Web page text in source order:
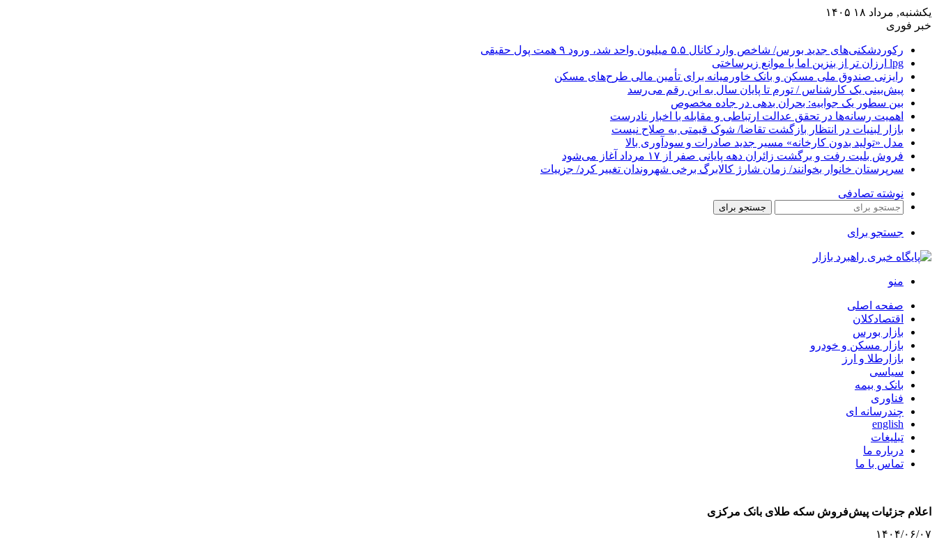
یکشنبه, مرداد ۱۸ ۱۴۰۵
خبر فوری
رکوردشکنی‌های جدید بورس/ شاخص وارد کانال ۵.۵ میلیون واحد شد، ورود ۹ همت پول حقیقی
lpg ارزان تر از بنزین اما با موانع زیرساختی
رایزنی صندوق ملی مسکن و بانک خاورمیانه برای تأمین مالی طرح‌های مسکن
پیش‌بینی یک کارشناس / تورم تا پایان سال به این رقم می‌رسد
بین سطور یک جوابیه: بحران بدهی در جاده مخصوص
اهمیت رسانه‌ها در تحقق عدالت ارتباطی و مقابله با اخبار نادرست
بازار لبنیات در انتظار بازگشت تقاضا/ شوک قیمتی به صلاح نیست
مدل «تولید بدون کارخانه» مسیر جدید صادرات و سودآوری بالا
فروش بلیت رفت و برگشت زائران دهه پایانی صفر از ۱۷ مرداد آغاز می‌شود
سرپرستان خانوار بخوانند/ زمان شارژ کالابرگ برخی شهروندان تغییر کرد/ جزییات
نوشته تصادفی
جستجو برای
جستجو برای
منو
صفحه اصلی
اقتصادکلان
بازار بورس
بازار مسکن و خودرو
بازارطلا و ارز
سیاسی
بانک و بیمه
فناوری
چندرسانه ای
english
تبلیغات
درباره ما
تماس با ما
اعلام جزئیات پیش‌فروش سکه طلای بانک مرکزی
۱۴۰۴/۰۶/۰۷